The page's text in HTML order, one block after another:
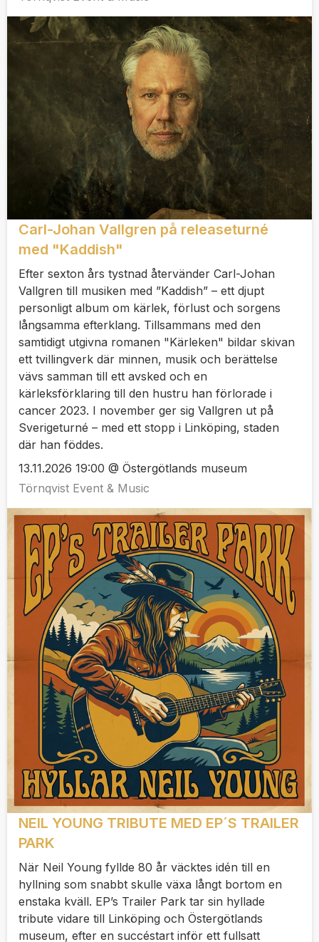
Carl-Johan Vallgren på releaseturné
med "Kaddish"
Efter sexton års tystnad återvänder Carl-Johan
Vallgren till musiken med ”Kaddish” – ett djupt
personligt album om kärlek, förlust och sorgens
långsamma efterklang. Tillsammans med den
samtidigt utgivna romanen "Kärleken" bildar skivan
ett tvillingverk där minnen, musik och berättelse
vävs samman till ett avsked och en
kärleksförklaring till den hustru han förlorade i
cancer 2023. I november ger sig Vallgren ut på
Sverigeturné – med ett stopp i Linköping, staden
där han föddes.
13.11.2026 19:00 @ Östergötlands museum
Törnqvist Event & Music
NEIL YOUNG TRIBUTE MED EP´S TRAILER
PARK
När Neil Young fyllde 80 år väcktes idén till en
hyllning som snabbt skulle växa långt bortom en
enstaka kväll. EP’s Trailer Park tar sin hyllade
tribute vidare till Linköping och Östergötlands
museum, efter en succéstart inför ett fullsatt